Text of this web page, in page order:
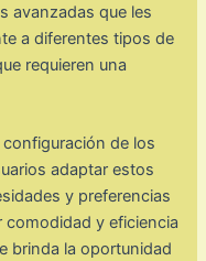
avanzadas que les
a diferentes tipos de
requieren una
de los
adaptar estos
y preferencias
comodidad y eficiencia
brinda la oportunidad